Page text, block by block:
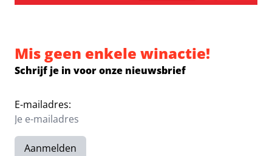
Mis geen enkele winactie!
Schrijf je in voor onze nieuwsbrief
E-mailadres:
Aanmelden